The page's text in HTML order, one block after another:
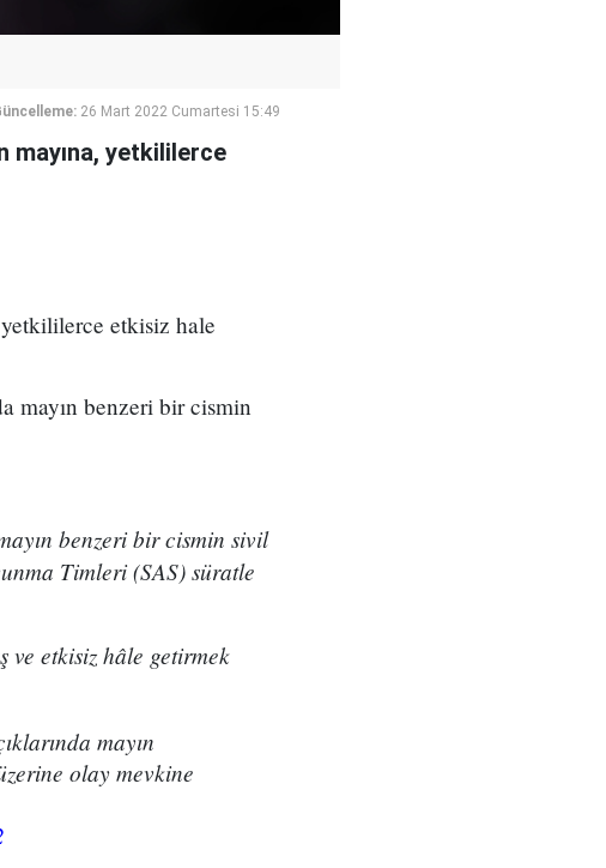
26 Mart 2022 Cumartesi 15:49
mayına, yetkililerce
etkisiz hale
mayın benzeri bir cismin
benzeri bir cismin sivil
Timleri (SAS) süratle
ve etkisiz hâle getirmek
mayın
olay mevkine